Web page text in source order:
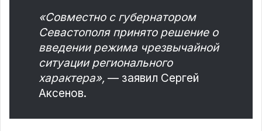
«Совместно с губернатором
Севастополя принято решение о
введении режима чрезвычайной
ситуации регионального
характера», — заявил Сергей
Аксенов.